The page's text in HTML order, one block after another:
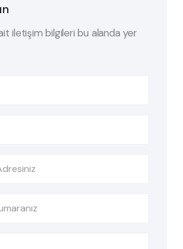
iletişim bilgileri bu alanda yer